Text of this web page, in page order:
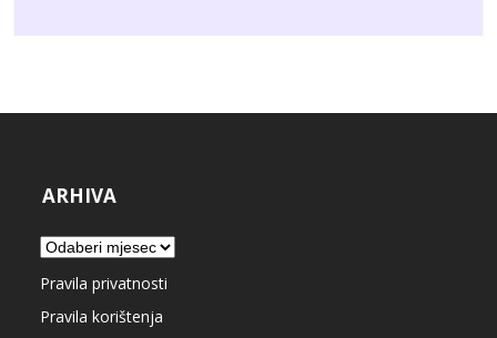
ARHIVA
Arhiva
Pravila privatnosti
Pravila korištenja